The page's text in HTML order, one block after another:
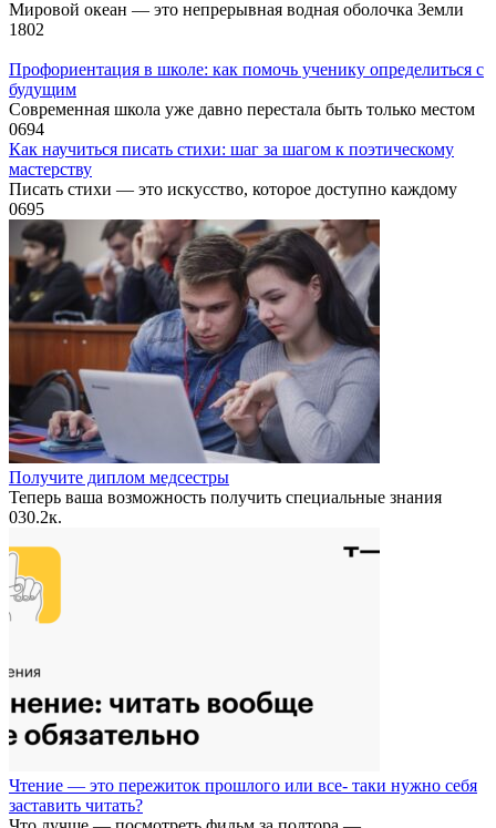
Мировой океан — это непрерывная водная оболочка Земли
1802
Профориентация в школе: как помочь ученику определиться с
будущим
Современная школа уже давно перестала быть только местом
0694
Как научиться писать стихи: шаг за шагом к поэтическому
мастерству
Писать стихи — это искусство, которое доступно каждому
0695
Получите диплом медсестры
Теперь ваша возможность получить специальные знания
030.2к.
Чтение — это пережиток прошлого или все- таки нужно себя
заставить читать?